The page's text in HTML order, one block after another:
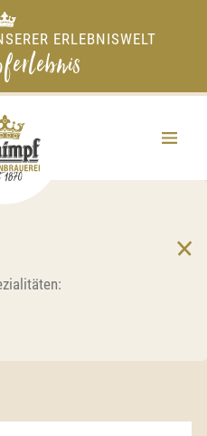
ERLEBNISWELT